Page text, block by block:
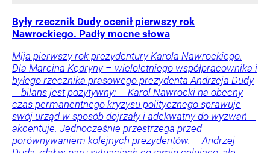
Były rzecznik Dudy ocenił pierwszy rok
Nawrockiego. Padły mocne słowa
Mija pierwszy rok prezydentury Karola Nawrockiego.
Dla Marcina Kędryny – wieloletniego współpracownika i
byłego rzecznika prasowego prezydenta Andrzeja Dudy
– bilans jest pozytywny: – Karol Nawrocki na obecny
czas permanentnego kryzysu politycznego sprawuje
swój urząd w sposób dojrzały i adekwatny do wyzwań –
akcentuje. Jednocześnie przestrzega przed
porównywaniem kolejnych prezydentów. – Andrzej